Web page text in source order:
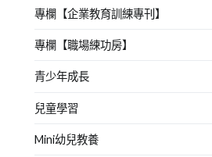
專欄【企業教育訓練專刊】
專欄【職場練功房】
青少年成長
兒童學習
Mini幼兒教養